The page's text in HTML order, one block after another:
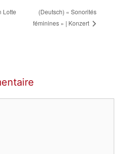
Lotte
(Deutsch) « Sonorités
féminines » | Konzert